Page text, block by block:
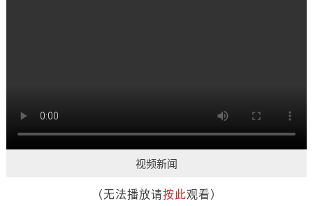
视频新闻
（无法播放请按此观看）